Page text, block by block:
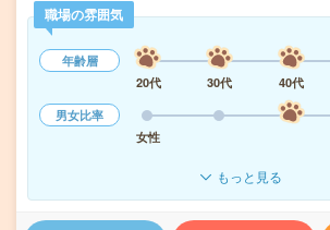
職場の雰囲気
年齢層
20代
30代 40代
男女比率
女性
もっと見る